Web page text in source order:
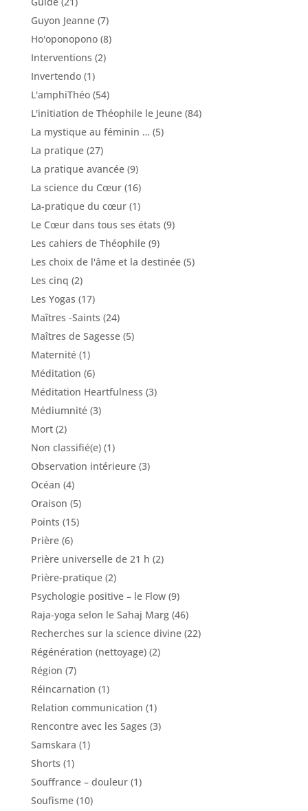
Guyon Jeanne(7)
Ho'oponopono(8)
Interventions (2)
Invertendo(1)
L'amphiThéo(54)
L'initiation de Théophile le Jeune(84)
La mystique au féminin … (5)
La pratique(27)
La pratique avancée(9)
La science du Cœur(16)
La-pratique du cœur(1)
Le Cœur dans tous ses états (9)
Les cahiers de Théophile(9)
Les choix de l'âme et la destinée(5)
Les cinq (2)
Les Yogas (17)
Maîtres -Saints (24)
Maîtres de Sagesse(5)
Maternité(1)
Méditation (6)
Méditation Heartfulness (3)
Médiumnité(3)
Mort(2)
Non classifié(e)(1)
Observation intérieure(3)
Océan (4)
Oraison (5)
Points (15)
Prière(6)
Prière universelle de 21 h (2)
Prière-pratique(2)
Psychologie positive – le Flow(9)
Raja-yoga selon le Sahaj Marg(46)
Recherches sur la science divine(22)
Régénération (nettoyage)(2)
Région (7)
Réincarnation (1)
Relation communication (1)
Rencontre avec les Sages (3)
Samskara (1)
Shorts (1)
Souffrance – douleur(1)
Soufisme(10)